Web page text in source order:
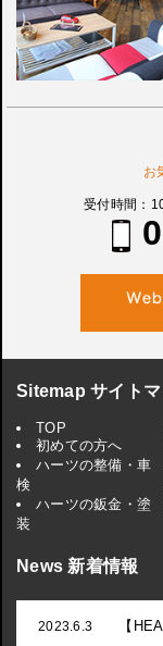
お
受付時間：
Sitemap サイト
TOP
初めての方へ
ハーツの整備・車
検
ハーツの鈑金・塗
装
News 新着情報
2023.6.3 【